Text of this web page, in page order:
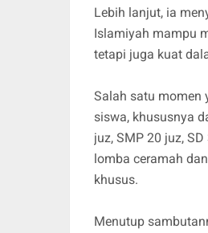
Lebih lanjut, ia
Islamiyah mampu
tetapi juga kuat
Salah satu momen
siswa, khususnya
juz, SMP 20 juz,
lomba ceramah
khusus.
Menutup